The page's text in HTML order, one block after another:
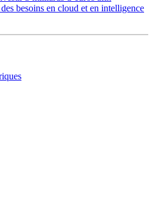
besoins en cloud et en intelligence